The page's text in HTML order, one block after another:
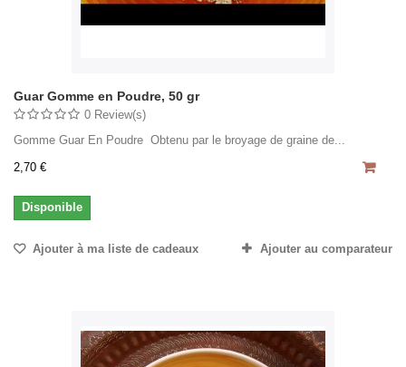
Guar Gomme en Poudre, 50 gr
0 Review(s)
Gomme Guar En Poudre Obtenu par le broyage de graine de...
2,70 €
Disponible
Ajouter à ma liste de cadeaux Ajouter au comparateur